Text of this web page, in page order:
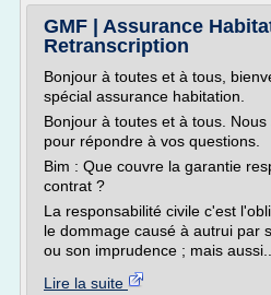
GMF | Assurance
Retranscription
Bonjour à toutes et à tous,
spécial assurance habitation.
Bonjour à toutes et à tous.
pour répondre à vos questions.
Bim : Que couvre la garantie
contrat ?
La responsabilité civile c'est
le dommage causé à autrui par
ou son imprudence ; mais aussi...
Lire la suite